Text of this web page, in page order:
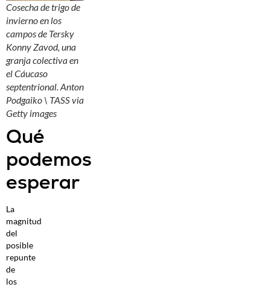
Cosecha de trigo de
invierno en los
campos de Tersky
Konny Zavod, una
granja colectiva en
el Cáucaso
septentrional. Anton
Podgaiko \ TASS via
Getty images
Qué
podemos
esperar
La
magnitud
del
posible
repunte
de
los